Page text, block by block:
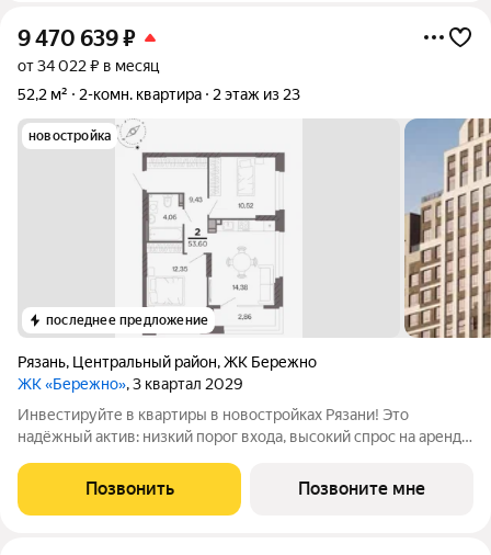
9 470 639₽
от 34 022 ₽ в месяц
52,2 м²
2-комн. квартира 2 этаж из 23
новостройка
последнее предложение
Рязань, Центральный район,ЖК Бережно
ЖК «Бережно», 3 квартал 2029
Инвестируйте в квартиры в новостройках Рязани! Это
надёжный актив: низкий порог входа, высокий спрос на аренду
Жилой квартал «Бережно» это проект класса Бизнес,
созданный с уважением к городу и
Позвонить Позвоните мне